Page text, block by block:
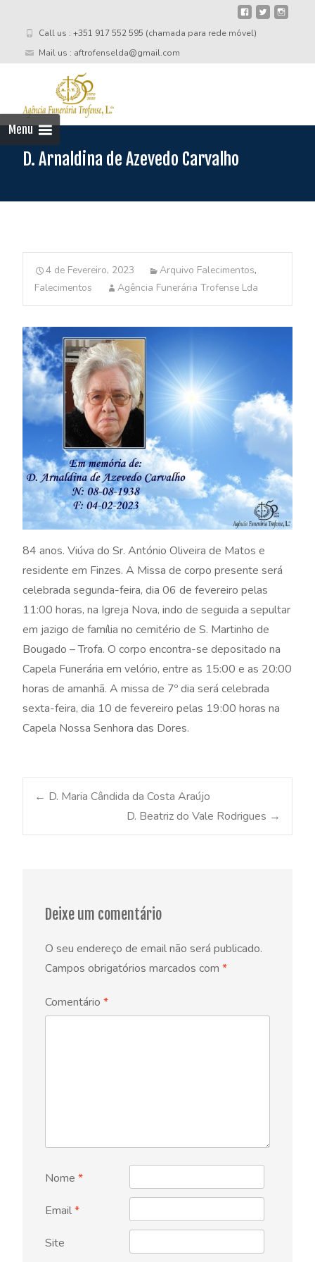
Call us : +351 917 552 595 (chamada para rede móvel)
Mail us : aftrofenselda@gmail.com
Menu
D. Arnaldina de Azevedo Carvalho
4 de Fevereiro, 2023 Arquivo Falecimentos,
Falecimentos
Agência Funerária Trofense Lda
84 anos. Viúva do Sr. António Oliveira de Matos e
residente em Finzes. A Missa de corpo presente será
celebrada segunda-feira, dia 06 de fevereiro pelas
11:00 horas, na Igreja Nova, indo de seguida a sepultar
em jazigo de família no cemitério de S. Martinho de
Bougado – Trofa. O corpo encontra-se depositado na
Capela Funerária em velório, entre as 15:00 e as 20:00
horas de amanhã. A missa de 7º dia será celebrada
sexta-feira, dia 10 de fevereiro pelas 19:00 horas na
Capela Nossa Senhora das Dores.
Post
← D. Maria Cândida da Costa Araújo
D. Beatriz do Vale Rodrigues →
Deixe um comentário
O seu endereço de email não será publicado.
Campos obrigatórios marcados com *
Comentário *
Nome *
Email*
Site